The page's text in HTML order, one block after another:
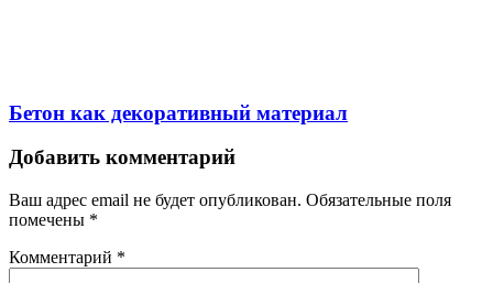
Бетон как декоративный материал
Добавить комментарий
Ваш адрес email не будет опубликован. Обязательные поля
помечены *
Комментарий *